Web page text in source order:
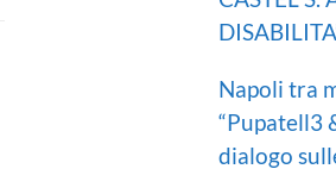
Napoli tra
“Pupatell3
dialogo